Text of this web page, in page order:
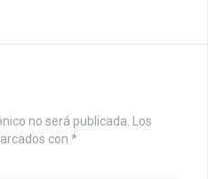
no será publicada. Los
con *